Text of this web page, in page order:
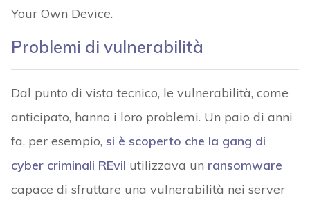
Your Own Device.
Problemi di vulnerabilità
Dal punto di vista tecnico, le vulnerabilità, come
anticipato, hanno i loro problemi. Un paio di anni
fa, per esempio, si è scoperto che la gang di
cyber criminali REvil utilizzava un ransomware
capace di sfruttare una vulnerabilità nei server